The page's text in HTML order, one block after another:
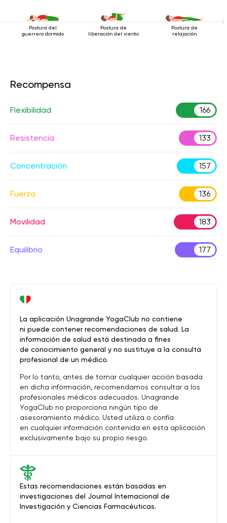
Postura del
guerrero dormido
Postura de
liberación del viento
Postura de
relajación
Recompensa
Flexibilidad 166
Resistencia 133
Concentración 157
Fuerza 136
Movilidad 183
Equilibrio 177
Estas recomendaciones están basadas en
investigaciones del Journal Internacional de
Investigación y Ciencias Farmacéuticas.
La aplicación Unagrande YogaClub no contiene
ni puede contener recomendaciones de salud. La
información de salud está destinada a fines
de conocimiento general y no sustituye a la consulta
profesional de un médico.
Por lo tanto, antes de tomar cualquier acción basada
en dicha información, recomendamos consultar a los
profesionales médicos adecuados. Unagrande
YogaClub no proporciona ningún tipo de
asesoramiento médico. Usted utiliza o confía
en cualquier información contenida en esta aplicación
exclusivamente bajo su propio riesgo.